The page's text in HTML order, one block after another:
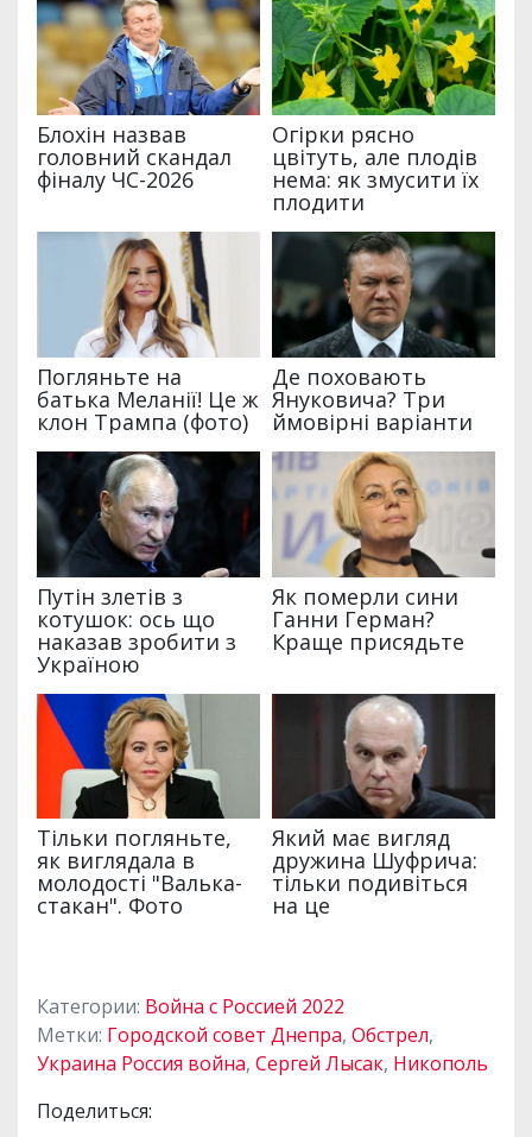
Категории: Война с Россией 2022
Метки: Городской совет Днепра, Обстрел,
Украина Россия война, Сергей Лысак, Никополь
Поделиться: